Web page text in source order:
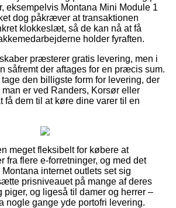
eksempelvis Montana Mini Module 1
dog påkræver at transaktionen
klokkeslæt, så de kan nå at få
holder fyraften.
præsterer gratis levering, men i
såfremt der aftages for en præcis sum.
den billigste form for levering, der
er ved Randers, Korsør eller
dem til at køre dine varer til en
meget fleksibelt for købere at
fra flere e-forretninger, og med det
internet outlets set sig
prisniveauet på mange af deres
piger, og ligeså til damer og herrer –
nogle gange yde portofri levering.